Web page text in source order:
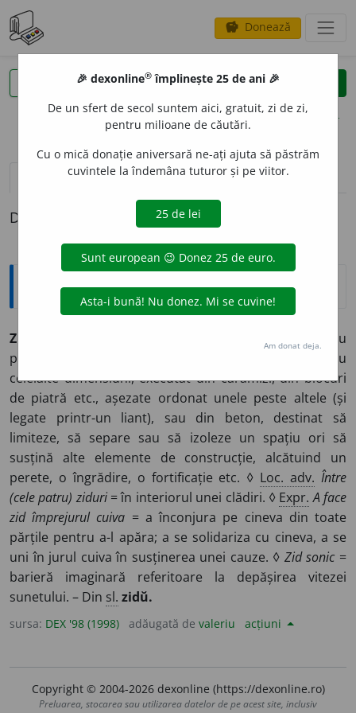
savings Donează
clear
opțiuni
definiții (1) pronunțievolume_up (50)
Definiția cu ID-ul 21890:
Explicative DEX
ZID,
Element de construcție vertical sau
puțin înclinat, cu grosime (relativ) mică în raport cu
celelalte dimensiuni, executat din cărămizi, din blocuri
de piatră etc., așezate ordonat unele peste altele (și
legate printr-un liant), sau din beton, destinat să
limiteze, să separe sau să izoleze un spațiu ori să
susțină alte elemente de construcție, alcătuind un
perete, o îngrădire, o fortificație etc. ◊ Loc. adv. Între
(cele patru) ziduri= în interiorul unei clădiri. ◊ Expr. A face
zid împrejurul cuiva = a înconjura pe cineva din toate
părțile pentru a-l apăra; a se solidariza cu cineva, a se
uni în jurul cuiva în susținerea unei cauze. ◊ Zid sonic=
barieră imaginară referitoare la depășirea vitezei
sunetului. – Din sl. zidŭ.
sursa: DEX '98 (1998) adăugată de valeriu acțiuni
Copyright © 2004-2026 dexonline (https://dexonline.ro)
Preluarea, stocarea sau utilizarea datelor de pe acest site, inclusiv
🎉 dexonline® împlinește 25 de ani 🎉
De un sfert de secol suntem aici, gratuit, zi de zi,
pentru milioane de căutări.
Cu o mică donație aniversară ne-ați ajuta să păstrăm
cuvintele la îndemâna tuturor și pe viitor.
Am donat deja.